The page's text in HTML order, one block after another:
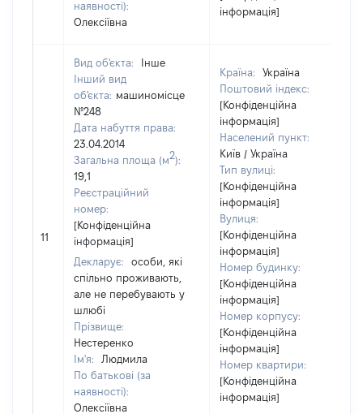
наявності):
Олексіївна
інформація]
11
Вид об'єкта:
Інше
Інший вид
об'єкта: машиномісце
№248
Дата набуття права:
23.04.2014
Загальна площа (м2):
19,1
Реєстраційний
номер:
[Конфіденційна
інформація]
Декларує:
особи, які
спільно проживають,
але не перебувають у
шлюбі
Прізвище:
Нестеренко
Ім'я:
Людмила
По батькові (за
наявності):
Олексіївна
Країна:
Україна
Поштовий індекс:
[Конфіденційна
інформація]
Населений пункт:
Київ / Україна
Тип вулиці:
[Конфіденційна
інформація]
Вулиця:
[Конфіденційна
інформація]
Номер будинку:
[Конфіденційна
інформація]
Номер корпусу:
[Конфіденційна
інформація]
Номер квартири:
[Конфіденційна
інформація]